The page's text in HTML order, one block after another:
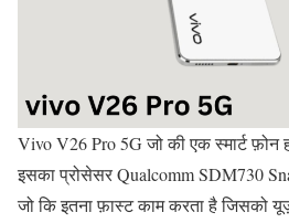
Vivo V26 Pro 5G जो की एक स्मार्ट फ़ोन
इसका प्रोसेसर Qualcomm SDM730
जो कि इतना फ़ास्ट काम करता है जिसको